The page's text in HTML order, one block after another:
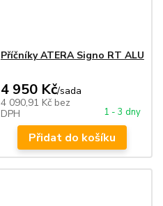
Příčníky ATERA Signo RT ALU
4 950 Kč/sada
4 090,91 Kč bez
DPH
1 - 3 dny
Přidat do košíku